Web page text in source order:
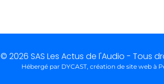
© 2026 SAS Les Actus de l'Audio - Tous
Hébergé par DYCAST, création de site web à